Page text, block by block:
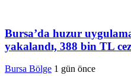
Bursa’da huzur
yakalandı, 388 bin TL
Bursa Bölge 1 gün önce